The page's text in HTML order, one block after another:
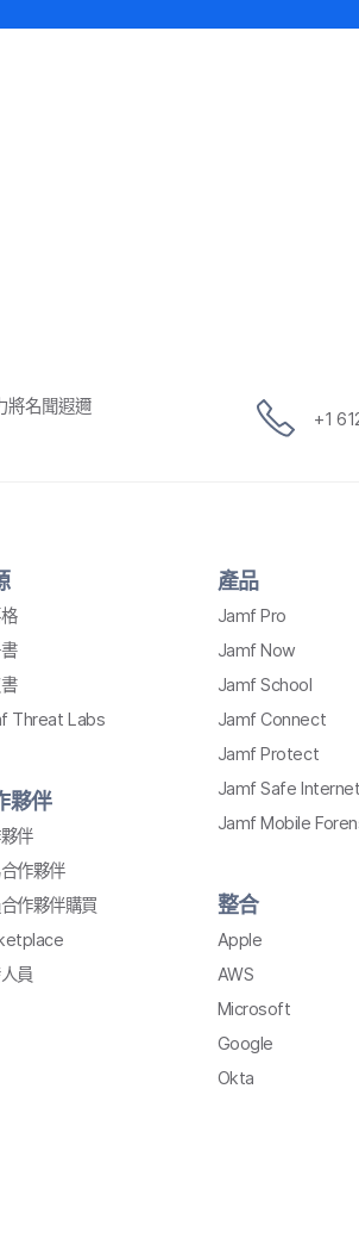
將​名聞​遐邇​
+1
Threat Labs
夥伴
伴
作​夥伴
作夥伴購買
員
產品
Jamf Pro
Jamf Now
Jamf School
Jamf Connect
Jamf Protect
Jamf Safe
Jamf Mobile
整合
Apple
AWS
Microsoft
Google
Okta